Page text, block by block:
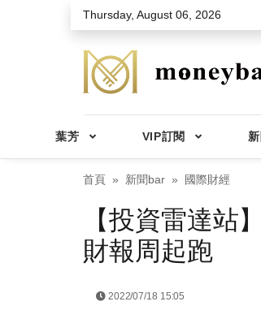
Skip to main contentThursday, August 06, 2026
葉芳 VIP訂閱
首頁 新聞bar 國際財經
【投資雷達站
財報周起跑
2022/07/18 15:05